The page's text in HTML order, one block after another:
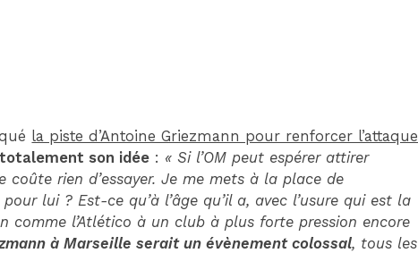
la piste d’Antoine Griezmann pour renforcer l’attaque
son idée : « Si l’OM peut espérer attirer
rien d’essayer. Je me mets à la place de
lui ? Est-ce qu’à l’âge qu’il a, avec l’usure qui est la
comme l’Atlético à un club à plus forte pression encore
à Marseille serait un évènement colossal, tous les